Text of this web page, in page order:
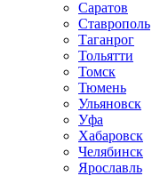
Саратов
Ставрополь
Таганрог
Тольятти
Томск
Тюмень
Ульяновск
Уфа
Хабаровск
Челябинск
Ярославль